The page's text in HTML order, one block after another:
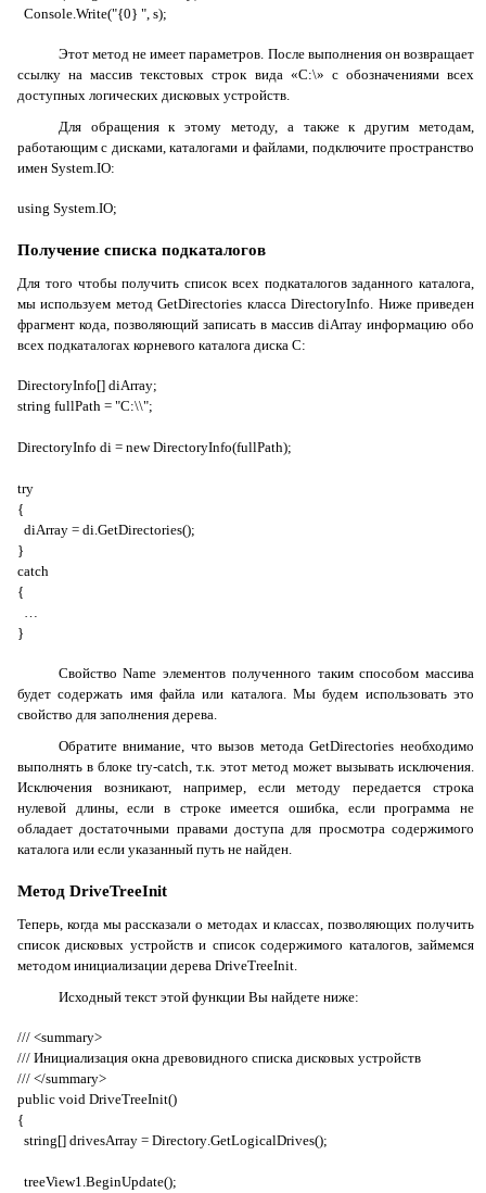
Console.Write("{0} ", s);
Этот метод не имеет параметров. После выполнения он возвращает
ссылку на массив текстовых строк вида «C:\» с обозначениями всех
доступных логических дисковых устройств.
Для обращения к этому методу, а также к другим методам,
работающим с дисками, каталогами и файлами, подключите пространство
имен System.IO:
using System.IO;
Получение списка подкаталогов
Для того чтобы получить список всех подкаталогов заданного каталога,
мы используем методGetDirectories классаDirectoryInfo. Ниже приведен
фрагмент кода, позволяющий записать в массив diArray информацию обо
всех подкаталогах корневого каталога диска C:
DirectoryInfo[] diArray;
string fullPath = "C:\\";
DirectoryInfo di = new DirectoryInfo(fullPath);
try
{
diArray = di.GetDirectories();
}
catch
{
…
}
СвойствоName элементов полученного таким способом массива
будет содержать имя файла или каталога. Мы будем использовать это
свойство для заполнения дерева.
Обратите внимание, что вызов методаGetDirectories необходимо
выполнять в блокеtry-catch, т.к. этот метод может вызывать исключения.
Исключения возникают, например, если методу передается строка
нулевой длины, если в строке имеется ошибка, если программа не
обладает достаточными правами доступа для просмотра содержимого
каталога или если указанный путь не найден.
Метод DriveTreeInit
Теперь, когда мы рассказали о методах и классах, позволяющих получить
список дисковых устройств и список содержимого каталогов, займемся
методом инициализации дерева DriveTreeInit.
Исходный текст этой функции Вы найдете ниже:
/// <summary>
/// Инициализация окна древовидного списка дисковых устройств
/// </summary>
public void DriveTreeInit()
{
string[] drivesArray = Directory.GetLogicalDrives();
treeView1.BeginUpdate();